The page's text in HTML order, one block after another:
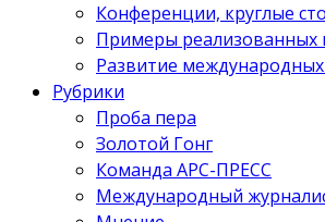
Конференции, круглые
Примеры реализованных
Развитие международных
Рубрики
Проба пера
Золотой Гонг
Команда АРС-ПРЕСС
Международный